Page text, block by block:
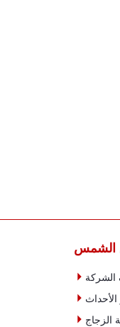
الشمس

 الأحداث
 الزجاج